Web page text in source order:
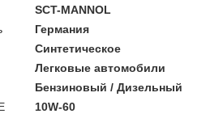
SCT-MANNOL
Германия
Синтетическое
Легковые автомобили
Бензиновый / Дизельный
10W-60